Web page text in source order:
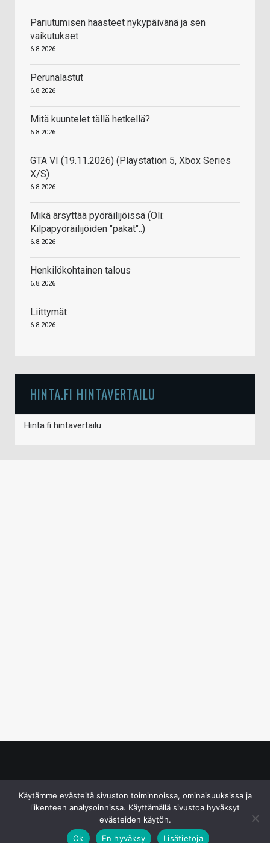
Pariutumisen haasteet nykypäivänä ja sen
vaikutukset
6.8.2026
Perunalastut
6.8.2026
Mitä kuuntelet tällä hetkellä?
6.8.2026
GTA VI (19.11.2026) (Playstation 5, Xbox Series
X/S)
6.8.2026
Mikä ärsyttää pyöräilijöissä (Oli:
Kilpapyöräilijöiden "pakat"..)
6.8.2026
Henkilökohtainen talous
6.8.2026
Liittymät
6.8.2026
HINTA.FI HINTAVERTAILU
Hinta.fi hintavertailu
Käytämme evästeitä sivuston toiminnoissa, ominaisuuksissa ja
liikenteen analysoinnissa. Käyttämällä sivustoa hyväksyt
evästeiden käytön.
Ok
En hyväksy Lisätietoja